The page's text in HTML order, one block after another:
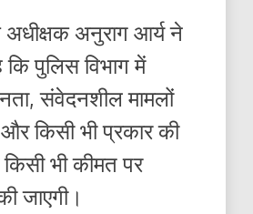
अधीक्षक अनुराग आर्य ने
पुलिस विभाग में
संवेदनशील मामलों
और किसी भी प्रकार की
भी कीमत पर
जाएगी।